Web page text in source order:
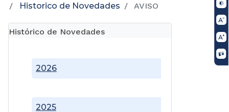
Historico de Novedades
AVISO
Histórico de Novedades
2025
2026